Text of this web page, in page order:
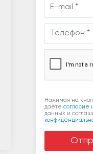
Нажимая на
даете согласие
данных и